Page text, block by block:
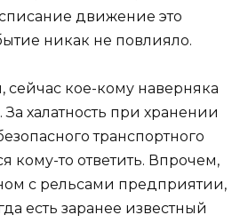
движение это
никак не повлияло.
сейчас кое-кому наверняка
халатность при хранении
транспортного
кому-то ответить. Впрочем,
с рельсами предприятии,
есть заранее известный